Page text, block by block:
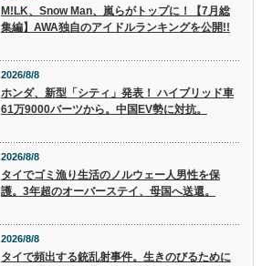
M!LK、Snow Man、嵐らがトップに！【7月総
集編】AWA独自のアイドルランキングを公開!!
2026/8/8
ホンダ、新型「シティ」発表！ ハイブリッド車
61万9000バーツから。中国EV勢に対抗。
2026/8/8
タイでゴミ漁り生活のノルウェー人男性を保
護。3年超のオーバーステイ、母国へ送還。
2026/8/8
タイで頻出する銃乱射事件。生きのびるために